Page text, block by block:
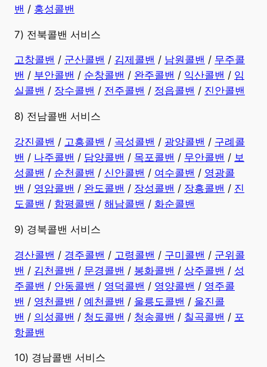
밴 / 홍성콜밴
7) 전북콜밴 서비스
고창콜밴 / 군산콜밴 / 김제콜밴 / 남원콜밴 / 무주콜
밴 / 부안콜밴 / 순창콜밴 / 완주콜밴 / 익산콜밴 / 임
실콜밴 / 장수콜밴 / 전주콜밴 / 정읍콜밴 / 진안콜밴
8) 전남콜밴 서비스
강진콜밴 / 고흥콜밴 / 곡성콜밴 / 광양콜밴 / 구례콜
밴 / 나주콜밴 / 담양콜밴 / 목포콜밴 / 무안콜밴 / 보
성콜밴 / 순천콜밴 / 신안콜밴 / 여수콜밴 / 영광콜
밴 / 영암콜밴 / 완도콜밴 / 장성콜밴 / 장흥콜밴 / 진
도콜밴 / 함평콜밴 / 해남콜밴 / 화순콜밴
9) 경북콜밴 서비스
경산콜밴 / 경주콜밴 / 고령콜밴 / 구미콜밴 / 군위콜
밴 / 김천콜밴 / 문경콜밴 / 봉화콜밴 / 상주콜밴 / 성
주콜밴 / 안동콜밴 / 영덕콜밴 / 영양콜밴 / 영주콜
밴 / 영천콜밴 / 예천콜밴 / 울릉도콜밴 / 울진콜
밴 / 의성콜밴 / 청도콜밴 / 청송콜밴 / 칠곡콜밴 / 포
항콜밴
10) 경남콜밴 서비스